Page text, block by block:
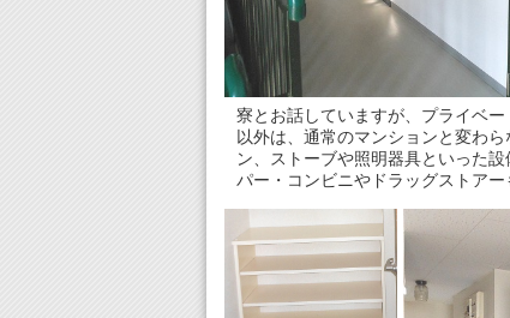
寮とお話していますが、プライベ
以外は、通常のマンションと変わ
ン、ストーブや照明器具といった
パー・コンビニやドラッグストアー